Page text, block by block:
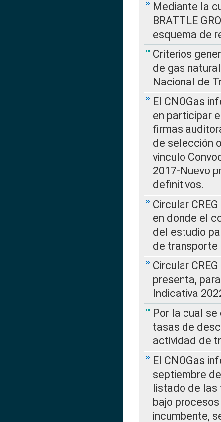
Mediante la
BRATTLE
esquema de
Criterios
de gas
Nacional de
El CNOGas
en participar
firmas
de selección
vinculo
2017-Nuevo
definitivos.
Circular
en donde el
del estudio
de transporte
Circular
presenta,
Indicativa
Por la cual
tasas de
actividad de
El CNOGas
septiembre
listado de las
bajo
incumbente,